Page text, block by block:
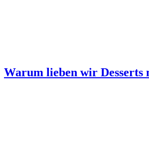
Warum lieben wir Desserts